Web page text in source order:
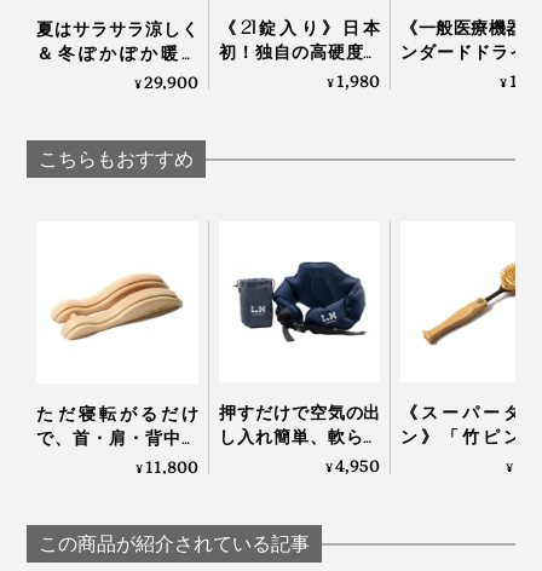
付属のシールがなくなったら、別売りの「
専用シール30
」を。市販品でも代用可能です。
機器メーカー「株式会社 遠赤技研」。温熱治療のプロ
夏はサラサラ涼しく
＆冬ぽかぽか暖か
い、敷くだけ「体圧
らしきしんぐ™
¥29,900
《21錠入り》日本
初！独自の高硬度マ
イクロカプセル技術
¥1,980
《一般医療機器
ンダードドライ
長袖トップス》
¥
こちらもおすすめ
ただ寝転がるだけ
で、首・肩・背中・
腰のガチガチ筋肉が
圧らくだ
¥11,800
押すだけで空気の出
し入れ簡単、軟らか
さ自在な「腰エアク
¥4,950
《スーパータ
ン》「竹ピン
「しなり」で、
¥
この商品が紹介されている記事